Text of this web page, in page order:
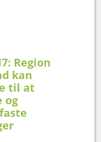
Region
kan
til at
og